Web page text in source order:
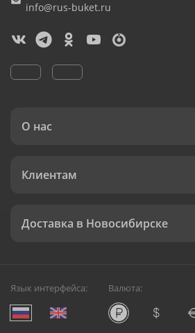
info@rus-buket.ru
О нас
Клиентам
Доставка в Новосибирске
Язык интерфейса: Валюта: